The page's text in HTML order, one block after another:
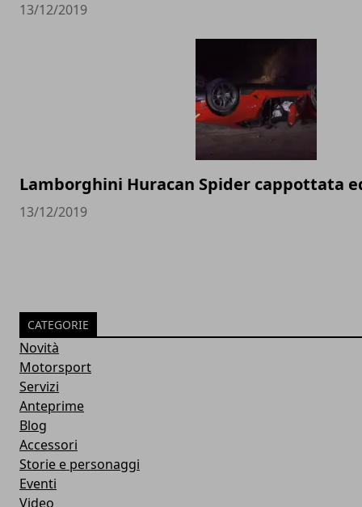
13/12/2019
Lamborghini Huracan Spider cappottata
13/12/2019
CATEGORIE
Novità
Motorsport
Servizi
Anteprime
Blog
Accessori
Storie e personaggi
Eventi
Video